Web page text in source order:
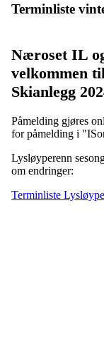
Terminliste
Næroset IL
velkommen
Skianlegg
Påmelding gjøres
for påmelding i
Lysløyperenn
om endringer:
Terminliste